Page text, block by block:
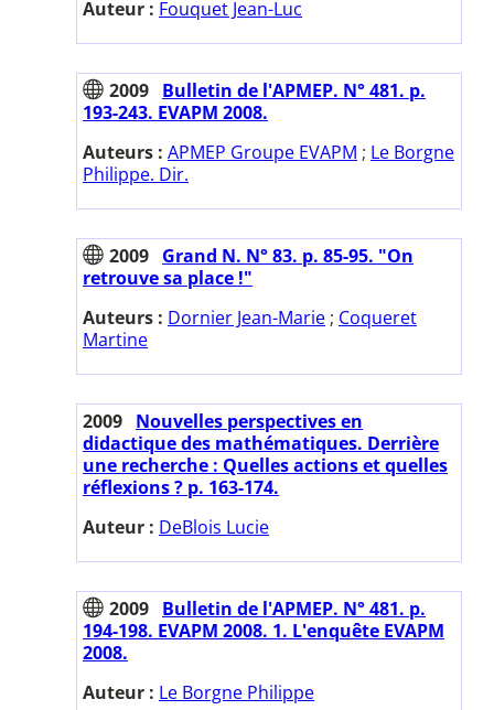
Auteur : Fouquet Jean-Luc
2009 Bulletin de l'APMEP. N° 481. p.
193-243. EVAPM 2008.
Auteurs : APMEP Groupe EVAPM ; Le Borgne
Philippe. Dir.
2009 Grand N. N° 83. p. 85-95. "On
retrouve sa place !"
Auteurs : Dornier Jean-Marie ; Coqueret
Martine
2009 Nouvelles perspectives en
didactique des mathématiques. Derrière
une recherche : Quelles actions et quelles
réflexions ? p. 163-174.
Auteur : DeBlois Lucie
2009 Bulletin de l'APMEP. N° 481. p.
194-198. EVAPM 2008. 1. L'enquête EVAPM
2008.
Auteur : Le Borgne Philippe